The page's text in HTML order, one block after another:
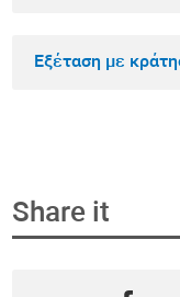
Επιλέξτε την
Εξέταση με
Βήμα 1
Share it